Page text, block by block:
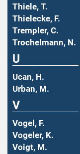
Thiele, T.
Thielecke, F.
Trempler, C.
Trochelmann, N.
U
Ucan, H.
Urban, M.
V
Vogel, F.
Vogeler, K.
Voigt, M.